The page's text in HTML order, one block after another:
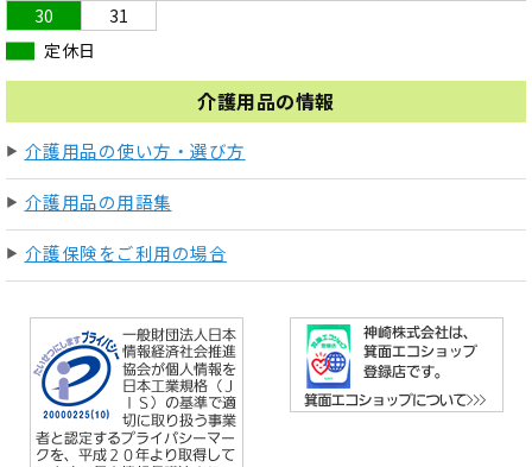
30
31
定休日
介護用品の情報
介護用品の使い方・選び方
介護用品の用語集
介護保険をご利用の場合